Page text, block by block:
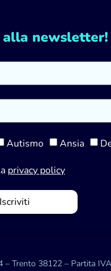
newsletter!
Autismo Ansia
privacy policy
Iscriviti
– Trento 38122 – Partita